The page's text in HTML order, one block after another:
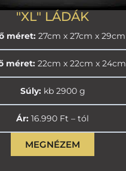
"XL" LÁDÁK
méret:27cm x 27cm x 29cm
méret:22cm x 22cm x 24cm
Súly:kb 2900 g
Ár: 16.990 Ft – tól
MEGNÉZEM